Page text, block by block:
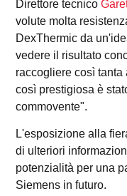
Direttore tecnico
volute molta
DexThermic da
vedere il risultato
raccogliere così
così prestigiosa è
commovente".
L'esposizione alla
di ulteriori
potenzialità per una
Siemens in futuro.